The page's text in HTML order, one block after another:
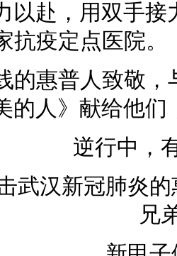
以赴，用双手
抗疫定点医院。
惠普人致敬，
的人》献给他们
逆行中，
汉新冠肺炎的
兄